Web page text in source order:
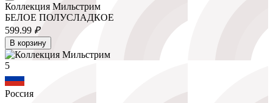
Коллекция Мильстрим
БЕЛОЕ ПОЛУСЛАДКОЕ
599.99 ₽
В корзину
5
Россия